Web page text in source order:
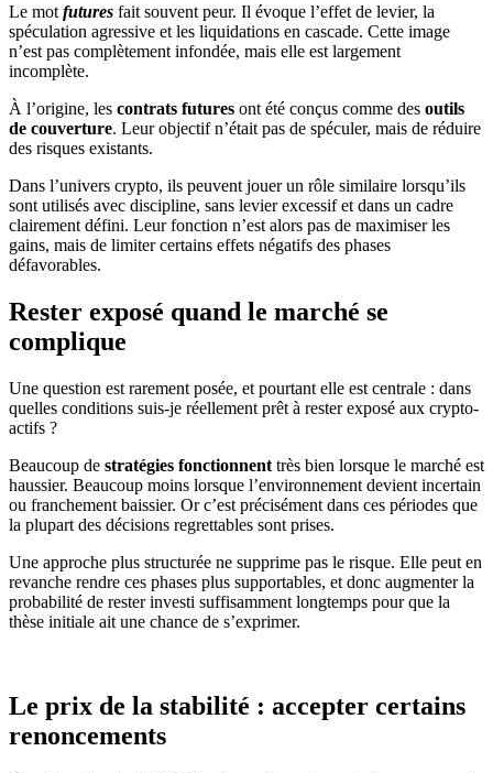
Le mot futures fait souvent peur. Il évoque l’effet de levier, la
spéculation agressive et les liquidations en cascade. Cette image
n’est pas complètement infondée, mais elle est largement
incomplète.
À l’origine, les contrats futures ont été conçus comme des outils
de couverture. Leur objectif n’était pas de spéculer, mais de réduire
des risques existants.
Dans l’univers crypto, ils peuvent jouer un rôle similaire lorsqu’ils
sont utilisés avec discipline, sans levier excessif et dans un cadre
clairement défini. Leur fonction n’est alors pas de maximiser les
gains, mais de limiter certains effets négatifs des phases
défavorables.
Rester exposé quand le marché se
complique
Une question est rarement posée, et pourtant elle est centrale : dans
quelles conditions suis-je réellement prêt à rester exposé aux crypto-
actifs ?
Beaucoup de stratégies fonctionnent très bien lorsque le marché est
haussier. Beaucoup moins lorsque l’environnement devient incertain
ou franchement baissier. Or c’est précisément dans ces périodes que
la plupart des décisions regrettables sont prises.
Une approche plus structurée ne supprime pas le risque. Elle peut en
revanche rendre ces phases plus supportables, et donc augmenter la
probabilité de rester investi suffisamment longtemps pour que la
thèse initiale ait une chance de s’exprimer.
Le prix de la stabilité : accepter certains
renoncements